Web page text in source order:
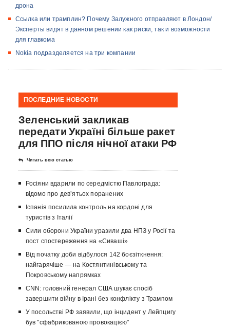
дрона
Ссылка или трамплин? Почему Залужного отправляют в Лондон/
Эксперты видят в данном решении как риски, так и возможности
для главкома
Nokia подразделяется на три компании
ПОСЛЕДНИЕ НОВОСТИ
Зеленський закликав
передати Україні більше ракет
для ППО після нічної атаки РФ
Читать всю статью
Росіяни вдарили по середмістю Павлограда:
відомо про девʼятьох поранених
Іспанія посилила контроль на кордоні для
туристів з Італії
Сили оборони України уразили два НПЗ у Росії та
пост спостереження на «Сиваші»
Від початку доби відбулося 142 боєзіткнення:
найгарячіше — на Костянтинівському та
Покровському напрямках
CNN: головний генерал США шукає спосіб
завершити війну в Ірані без конфлікту з Трампом
У посольстві РФ заявили, що інцидент у Лейпцигу
був "сфабрикованою провокацією"